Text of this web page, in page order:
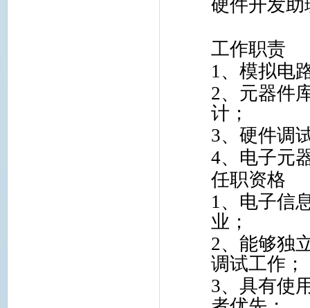
硬件开发助
工作职责
1、模拟电
2、元器件
计；
3、硬件调
4、电子元
任职资格
1、电子信
业；
2、能够独
调试工作；
3、具有使